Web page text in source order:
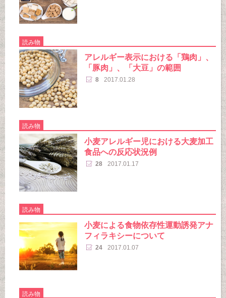
読み物
アレルギー表示における「鶏肉」、
「豚肉」、「大豆」の範囲
8 2017.01.28
読み物
小麦アレルギー児における大麦加工
食品への反応状況例
28 2017.01.17
読み物
小麦による食物依存性運動誘発アナ
フィラキシーについて
24 2017.01.07
読み物